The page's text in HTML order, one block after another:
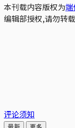
本刊载内容版权为
编辑部授权,请勿转
评论须知